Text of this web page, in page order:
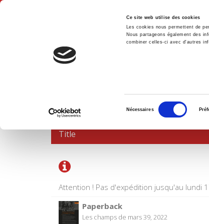
Ce site web utilise des cookies
Les cookies nous permettent de
Nous partageons également des
combiner celles-ci avec d'autres
consentement
Nécessaires
SHOPPING CART
Attention ! Pas d'expédition jusqu'au lundi
Title
Paperback
Les champs de mars 39, 2022